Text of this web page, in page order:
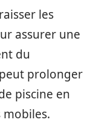
les
assurer une
du
prolonger
piscine en
mobiles.